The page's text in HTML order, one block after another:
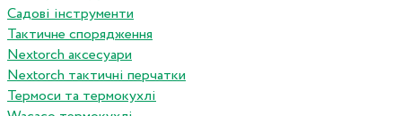
Садові інструменти
Тактичне спорядження
Nextorch аксесуари
Nextorch тактичні перчатки
Термоси та термокухлі